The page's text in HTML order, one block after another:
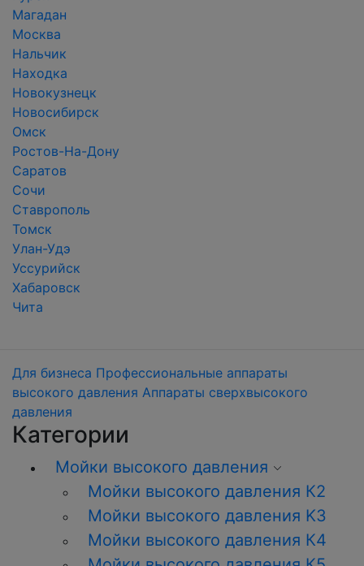
Магадан
Москва
Нальчик
Находка
Новокузнецк
Новосибирск
Омск
Ростов-На-Дону
Саратов
Сочи
Ставрополь
Томск
Улан-Удэ
Уссурийск
Хабаровск
Чита
Для бизнеса Профессиональные аппараты
высокого давления Аппараты сверхвысокого
давления
Категории
Мойки высокого давления
Мойки высокого давления К2
Мойки высокого давления K3
Мойки высокого давления К4